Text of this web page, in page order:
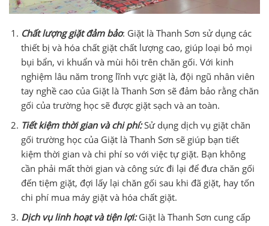
Chất lượng giặt đảm bảo: Giặt là Thanh Sơn sử dụng các
thiết bị và hóa chất giặt chất lượng cao, giúp loại bỏ mọi
bụi bẩn, vi khuẩn và mùi hôi trên chăn gối. Với kinh
nghiệm lâu năm trong lĩnh vực giặt là, đội ngũ nhân viên
tay nghề cao của Giặt là Thanh Sơn sẽ đảm bảo rằng chăn
gối của trường học sẽ được giặt sạch và an toàn.
Tiết kiệm thời gian và chi phí:Sử dụng dịch vụ giặt chăn
gối trường học của Giặt là Thanh Sơn sẽ giúp bạn tiết
kiệm thời gian và chi phí so với việc tự giặt. Bạn không
cần phải mất thời gian và công sức đi lại để đưa chăn gối
đến tiệm giặt, đợi lấy lại chăn gối sau khi đã giặt, hay tốn
chi phí mua máy giặt và hóa chất giặt.
Dịch vụ linh hoạt và tiện lợi:Giặt là Thanh Sơn cung cấp